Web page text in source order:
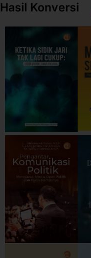
Hasil Konversi